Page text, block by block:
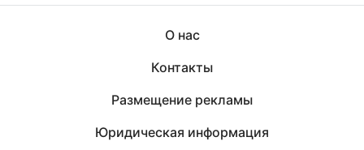
О нас
Контакты
Размещение рекламы
Юридическая информация